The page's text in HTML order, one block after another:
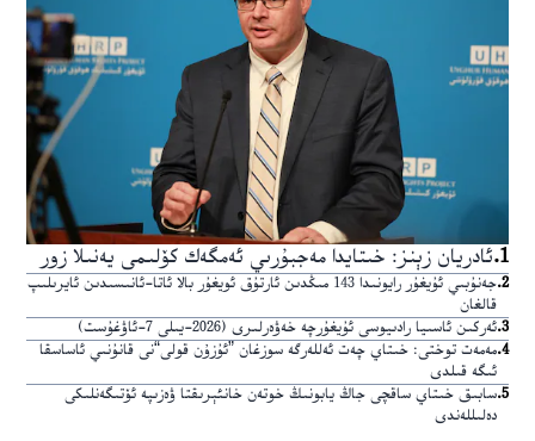
1
.ئادريان زېنز: خىتايدا مەجبۇرىي ئەمگەك كۆلىمى يەنىلا زور
2
.
جەنۇبىي ئۇيغۇر رايونىدا 143 مىڭدىن ئارتۇق ئويغۇر بالا ئاتا-ئانىسىدىن ئايرىلىپ
قالغان
3
.ئەركىن ئاسىيا رادىيوسى ئۇيغۇرچە خەۋەرلىرى (2026-يىلى 7-ئاۋغۇست)
4
.مەمەت توختى: خىتاي چەت ئەللەرگە سوزغان ”ئۇزۇن قولى“نى قانۇنىي ئاساسقا
ئىگە قىلدى
5
.سابىق خىتاي ساقچى جاڭ يابونىڭ خوتەن خانئېرىقتا ۋەزىپە ئۆتىگەنلىكى
دەلىللەندى